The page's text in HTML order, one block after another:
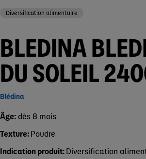
Diversification alimentaire
BLEDINA
DU SOLEIL
Blédina
Âge:dès 8 mois
Texture:Poudre
Indication produit:Diversification